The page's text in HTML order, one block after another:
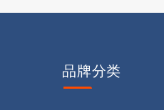
品牌分类